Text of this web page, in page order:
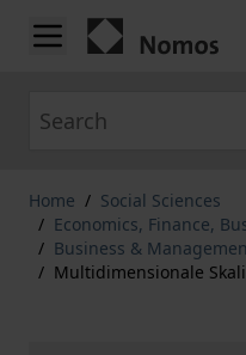
Skip to Content
Home / Social Sciences
/ Economics, Finance,
/ Business &
/ Multidimensionale